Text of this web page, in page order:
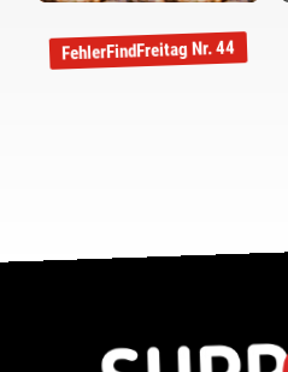
FehlerFindFreitag Nr. 44